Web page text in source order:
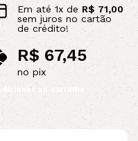
Em até 1x de R$71,00
sem juros no cartão
de crédito!
R$ 67,45
no pix
Adicionar ao carrinho